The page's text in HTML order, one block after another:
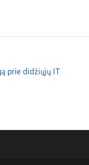
prie didžiųjų IT